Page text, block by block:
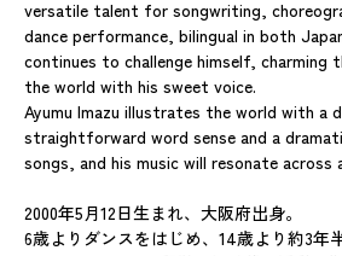
versatile talent for songwriting,
dance performance, bilingual in both
continues to challenge himself, charming
the world with his sweet voice.
Ayumu Imazu illustrates the world with a
straightforward word sense and a
songs, and his music will resonate across
2000年5月12日生まれ、大阪府出身。
6歳よりダンスをはじめ、14歳より約3年